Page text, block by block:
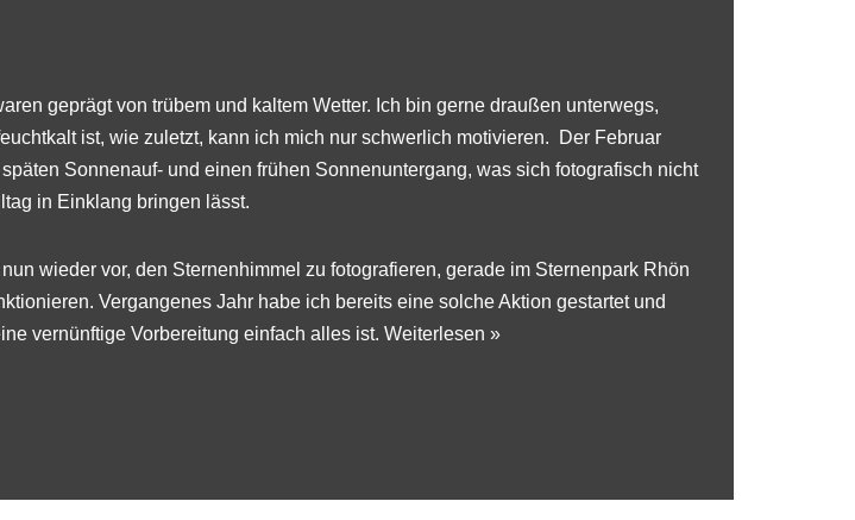
geprägt von trübem und kaltem Wetter. Ich bin gerne draußen unterwegs,
ist, wie zuletzt, kann ich mich nur schwerlich motivieren. Der Februar
Sonnenauf- und einen frühen Sonnenuntergang, was sich fotografisch nicht
in Einklang bringen lässt.
wieder vor, den Sternenhimmel zu fotografieren, gerade im Sternenpark Rhön
Vergangenes Jahr habe ich bereits eine solche Aktion gestartet und
vernünftige Vorbereitung einfach alles ist. Weiterlesen »